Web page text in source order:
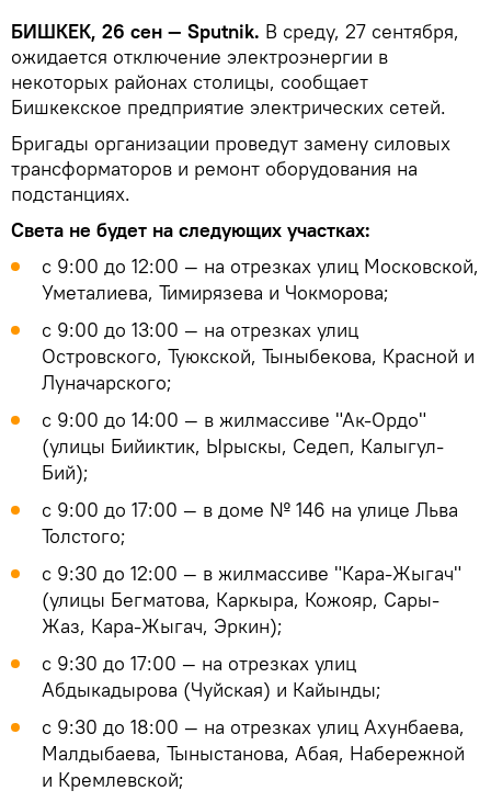
БИШКЕК, 26 сен — Sputnik. В среду, 27 сентября,
ожидается отключение электроэнергии в
некоторых районах столицы, сообщает
Бишкекское предприятие электрических сетей.
Бригады организации проведут замену силовых
трансформаторов и ремонт оборудования на
подстанциях.
Света не будет на следующих участках:
с 9:00 до 12:00 — на отрезках улиц Московской,
Уметалиева, Тимирязева и Чокморова;
с 9:00 до 13:00 — на отрезках улиц
Островского, Туюкской, Тыныбекова, Красной и
Луначарского;
с 9:00 до 14:00 — в жилмассиве "Ак-Ордо"
(улицы Бийиктик, Ырыскы, Седеп, Калыгул-
Бий);
с 9:00 до 17:00 — в доме № 146 на улице Льва
Толстого;
с 9:30 до 12:00 — в жилмассиве "Кара-Жыгач"
(улицы Бегматова, Каркыра, Кожояр, Сары-
Жаз, Кара-Жыгач, Эркин);
с 9:30 до 17:00 — на отрезках улиц
Абдыкадырова (Чуйская) и Кайынды;
с 9:30 до 18:00 — на отрезках улиц Ахунбаева,
Малдыбаева, Тыныстанова, Абая, Набережной
и Кремлевской;